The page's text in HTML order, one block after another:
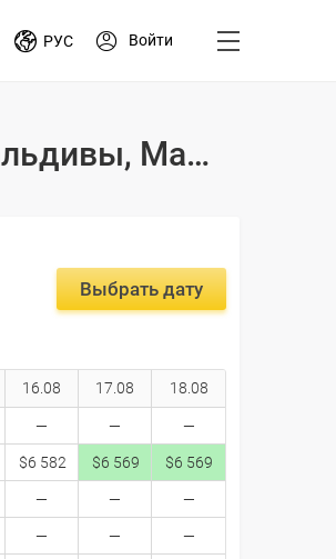
РУС Войти
Туры и цены на отдых в отеле Jw Marriott Maldives 5* 2026-2027 Мальдивы, Мале
Выбрать дату
16.08 17.08 18.08
$6 582 $6 569 $6 569